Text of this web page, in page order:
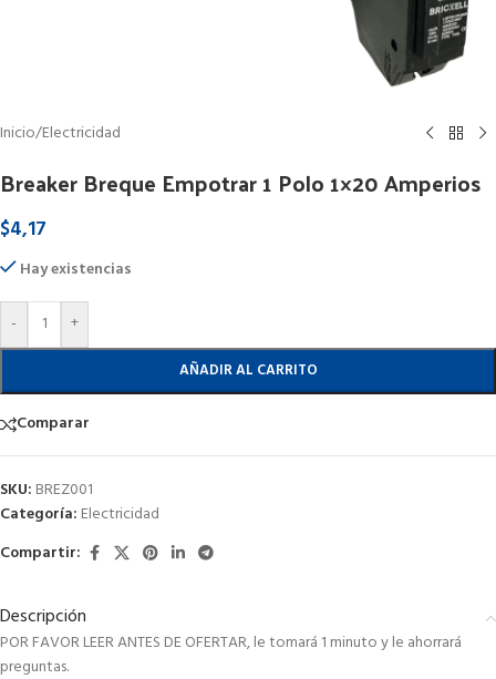
Inicio/Electricidad
Breaker Breque Empotrar 1 Polo 1×20 Amperios
$4,17
Hay existencias
- +
AÑADIR AL CARRITO
Comparar
SKU: BREZ001
Categoría: Electricidad
Compartir:
Descripción
POR FAVOR LEER ANTES DE OFERTAR, le tomará 1 minuto y le ahorrará
preguntas.